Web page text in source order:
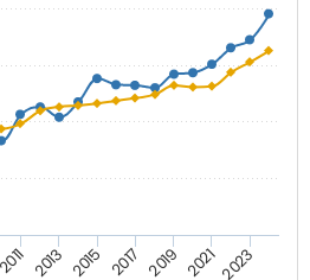
2011 2013 2015 2017 2019 2021 2023